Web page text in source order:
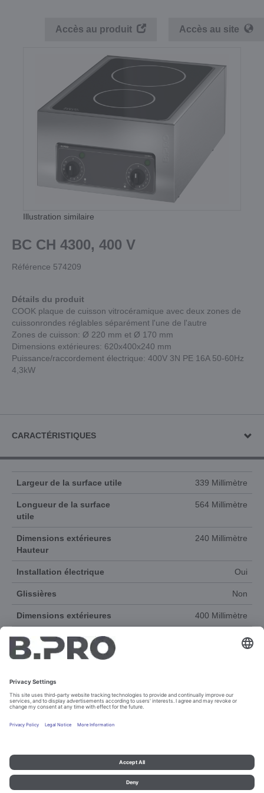
Accès au site
Accès au produit
Illustration similaire
BC CH 4300, 400 V
Référence 574209
Détails du produit
COOK plaque de cuisson vitrocéramique avec deux zones de
cuissonrondes réglables séparément l'une de l'autre
Zones de cuisson: Ø 220 mm et Ø 170 mm
Dimensions extérieures: 620x400x240 mm
Puissance/raccordement électrique: 400V 3N PE 16A 50-60Hz
4,3kW
CARACTÉRISTIQUES
Largeur de la surface utile 339 Millimètre
Longueur de la surface
utile
564 Millimètre
Dimensions extérieures
Hauteur
240 Millimètre
Installation électrique Oui
Glissières Non
Dimensions extérieures 400 Millimètre
Dimensions extérieures
Largeur
620 Millimètre
Matériau Acier inoxydable 18/10
DOCUMENTS